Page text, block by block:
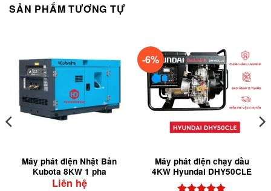
SẢN PHẨM TƯƠNG TỰ
Máy phát điện Nhật Bản
Kubota 8KW 1 pha
Liên hệ
-6%
Máy phát điện chạy dầu
4KW Hyundai DHY50CLE